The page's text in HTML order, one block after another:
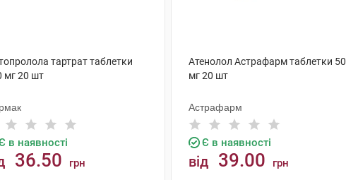
тартрат таблетки
мг 20 шт
в наявності
36.50 грн
Атенолол Астрафарм таблетки 50
мг 20 шт
Астрафарм
Є в наявності
від 39.00 грн